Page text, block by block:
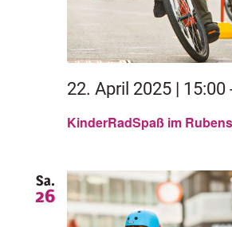
KinderRadSpaß im
22. April 2025 | 15:00
Sa.
26